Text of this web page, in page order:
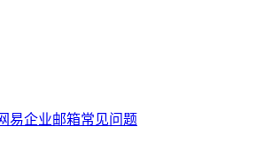
易企业邮箱常见问题